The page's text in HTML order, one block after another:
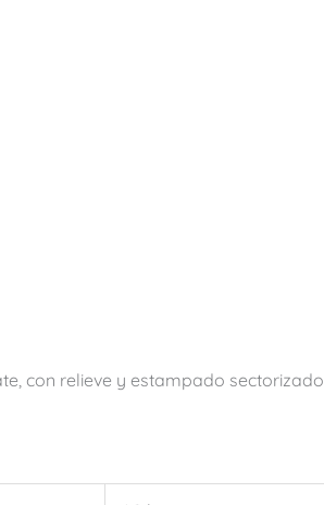
con relieve y estampado sectorizado